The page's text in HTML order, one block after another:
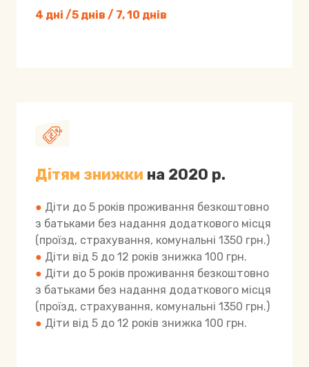
4 дні /5 днів / 7, 10 днів
Дітям знижки на 2020 р.
● Діти до 5 років проживання безкоштовно
з батьками без надання додаткового місця
(проїзд, страхування, комунальні 1350 грн.)
● Діти від 5 до 12 років знижка 100 грн.
● Діти до 5 років проживання безкоштовно
з батьками без надання додаткового місця
(проїзд, страхування, комунальні 1350 грн.)
● Діти від 5 до 12 років знижка 100 грн.